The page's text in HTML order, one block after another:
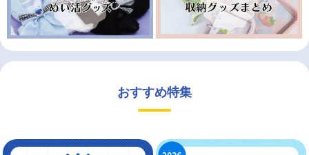
おすすめ特集